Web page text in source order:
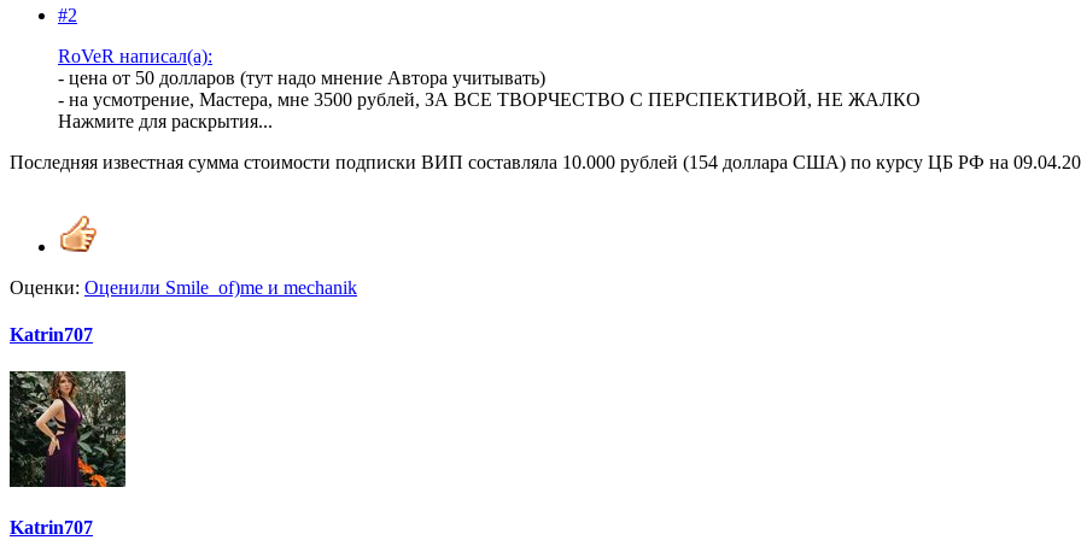
#2
RoVeR написал(а):
- цена от 50 долларов (тут надо мнение Автора учитывать)
- на усмотрение, Мастера, мне 3500 рублей, ЗА ВСЕ ТВОРЧЕСТВО С ПЕРСПЕКТИВОЙ, НЕ ЖАЛКО
Нажмите для раскрытия...
Последняя известная сумма стоимости подписки ВИП составляла 10.000 рублей (154 доллара США) по курсу ЦБ РФ на
Оценки: Оценили Smile_of)me и mechanik
Katrin707
Katrin707